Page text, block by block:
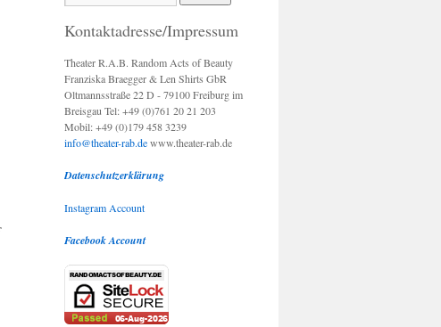
Kontaktadresse/Impressum
Theater R.A.B. Random Acts of Beauty
Franziska Braegger & Len Shirts GbR
Oltmannsstraße 22 D - 79100 Freiburg im
Breisgau Tel: +49 (0)761 20 21 203
Mobil: +49 (0)179 458 3239
info@theater-rab.dewww.theater-rab.de
Datenschutzerklärung
Instagram Account
Facebook Account